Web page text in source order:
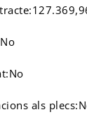
als